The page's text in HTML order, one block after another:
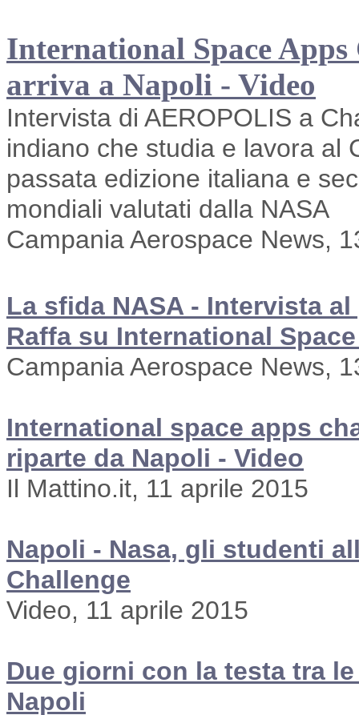
International Space Apps
arriva a Napoli - Video
Intervista di AEROPOLIS a
indiano che studia e lavora al
passata edizione italiana e
mondiali valutati dalla NASA
Campania Aerospace News,
La sfida NASA - Intervista
Raffa su International
Campania Aerospace News,
International space apps
riparte da Napoli - Video
Il Mattino.it, 11 aprile 2015
Napoli - Nasa, gli studenti
Challenge
Video, 11 aprile 2015
Due giorni con la testa tra
Napoli